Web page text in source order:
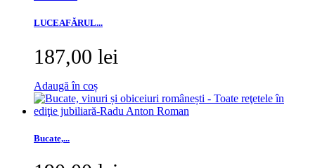
LUCEAFĂRUL...
187,00 lei
Adaugă în coș
Bucate,...